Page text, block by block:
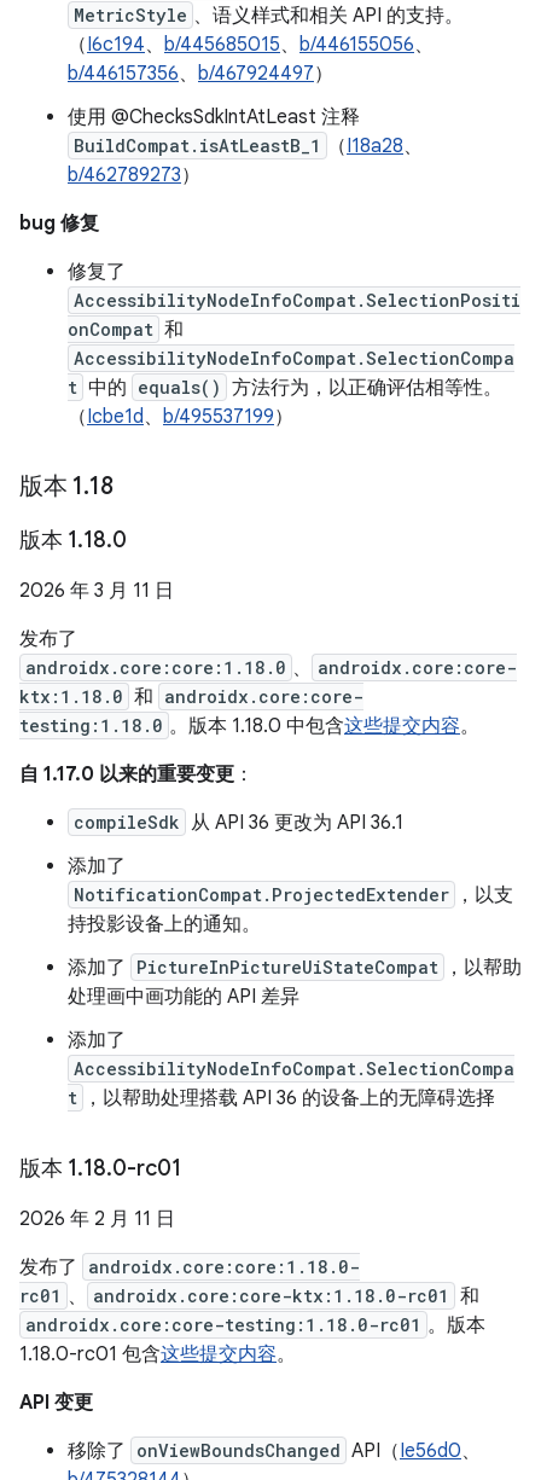
MetricStyle 、语义样式和相关 API 的支持。
（I6c194、 b/445685015、 b/446155056、
b/446157356、 b/467924497）
使用 @ChecksSdkIntAtLeast 注释
BuildCompat.isAtLeastB_1 （I18a28、
b/462789273）
bug 修复
修复了
AccessibilityNodeInfoCompat.SelectionPositi
onCompat 和
AccessibilityNodeInfoCompat.SelectionCompa
t 中的 equals() 方法行为，以正确评估相等性。
（Icbe1d、 b/495537199）
版本 1.18
版本 1.18.0
2026 年 3 月 11 日
发布了
androidx.core:core:1.18.0 、
androidx.core:core-
ktx:1.18.0 和 androidx.core:core-
testing:1.18.0 。版本 1.18.0 中包含这些提交内容。
自 1.17.0 以来的重要变更 ：
compileSdk 从 API 36 更改为 API 36.1
添加了
NotificationCompat.ProjectedExtender
，以支
持投影设备上的通知。
添加了
PictureInPictureUiStateCompat
，以帮助
处理画中画功能的 API 差异
添加了
AccessibilityNodeInfoCompat.SelectionCompa
t
，以帮助处理搭载 API 36 的设备上的无障碍选择
版本 1.18.0-rc01
2026 年 2 月 11 日
发布了
androidx.core:core:1.18.0-
rc01 、 androidx.core:core-ktx:1.18.0-rc01 和
androidx.core:core-testing:1.18.0-rc01 。版本
1.18.0-rc01 包含这些提交内容。
API 变更
移除了
onViewBoundsChanged API（Ie56d0、